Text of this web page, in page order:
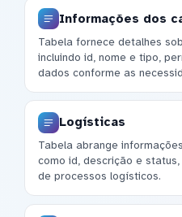
Informações dos
Tabela fornece detalhes
incluindo id, nome e tipo,
dados conforme as
Logísticas
Tabela abrange
como id, descrição e
de processos logísticos.